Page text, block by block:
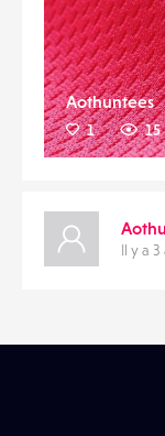
Aothuntees
1 15
Il y a 3